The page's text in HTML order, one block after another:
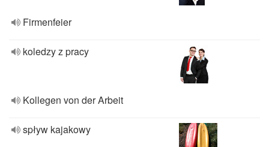
Firmenfeier
koledzy z pracy
Kollegen von der Arbeit
spływ kajakowy